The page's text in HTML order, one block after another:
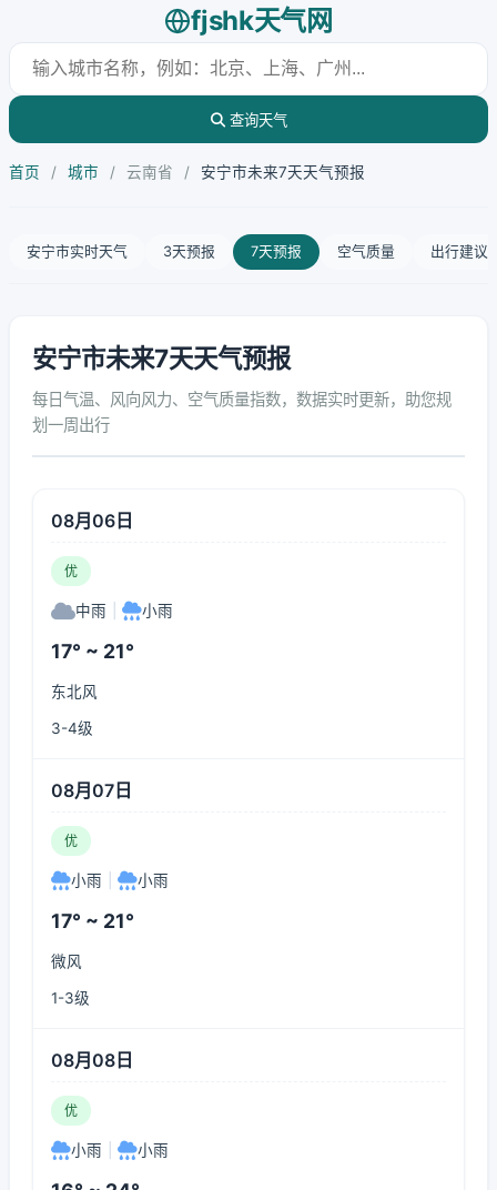
fjshk天气网
查询天气
首页 / 城市 / 云南省 / 安宁市未来7天天气预报
安宁市实时天气 3天预报 7天预报 空气质量 出行建议
安宁市未来7天天气预报
每日气温、风向风力、空气质量指数，数据实时更新，助您规
划一周出行
08月06日
优
中雨 小雨
17° ~ 21°
东北风
3-4级
08月07日
优
小雨 小雨
17° ~ 21°
微风
1-3级
08月08日
优
小雨 小雨